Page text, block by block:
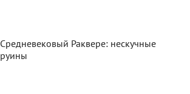
Средневековый Раквере: нескучные
руины